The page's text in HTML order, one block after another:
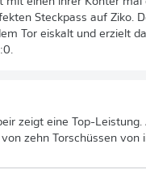
Steckpass auf Ziko.
Tor eiskalt und erzielt
zeigt eine Top-
zehn Torschüssen von